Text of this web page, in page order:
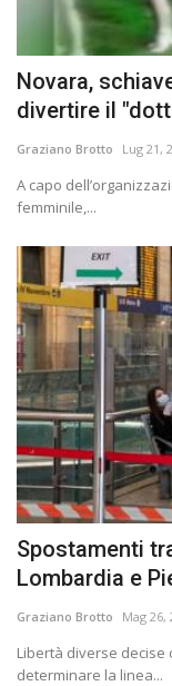
Novara,
divertire il
Graziano Brotto Lug 21,
A capo
femminile,...
Spostamenti
Lombardia e
Graziano Brotto Mag 26,
Libertà diverse decise
determinare la linea...